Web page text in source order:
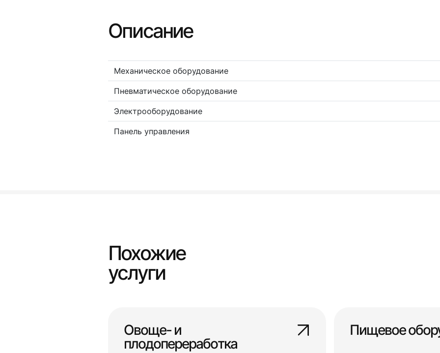
Описание
Механическое оборудование
Пневматическое оборудование
Электрооборудование
Панель управления
Похожие
услуги
Овоще- и
плодопереработка
Пищевое